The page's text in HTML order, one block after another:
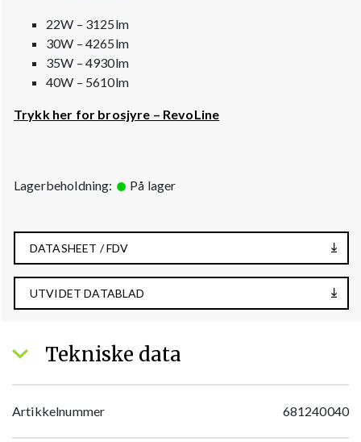
22W – 3125lm
30W – 4265lm
35W – 4930lm
40W – 5610lm
Trykk her for brosjyre – RevoLine
Lagerbeholdning: På lager
DATASHEET / FDV
UTVIDET DATABLAD
Tekniske data
Artikkelnummer 681240040